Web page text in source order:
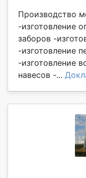
Производство
-изготовление
заборов -
-изготовление
-изготовление
навесов -...